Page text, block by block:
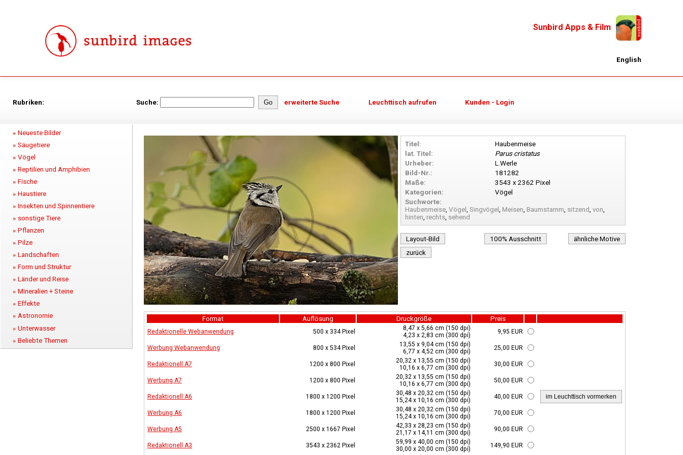
Sunbird Apps & Film
English
Rubriken: Suche: erweiterte Suche Leuchttisch aufrufen Kunden - Login
Neueste Bilder
Säugetiere
Vögel
Reptilien und Amphibien
Fische
Haustiere
Insekten und Spinnentiere
sonstige Tiere
Pflanzen
Pilze
Landschaften
Form und Struktur
Länder und Reise
Mineralien + Steine
Effekte
Astronomie
Unterwasser
Beliebte Themen
Titel:
Haubenmeise
lat. Titel:
Parus cristatus
Urheber:
L.Werle
Bild-Nr.:
181282
Maße:
3543 x 2362 Pixel
Kategorien:
Vögel
Suchworte:
Haubenmeise, Vögel , Singvögel , Meisen, Baumstamm, sitzend, von,
hinten, rechts, sehend
Layout-Bild 100% Ausschnitt
ähnliche Motive
zurück
Format Auflösung Druckgröße Preis
Redaktionelle Webanwendung 500 x 334 Pixel
8,47 x 5,66 cm (150 dpi)
4,23 x 2,83 cm (300 dpi)
9,95 EUR
Werbung Webanwendung 800 x 534 Pixel
13,55 x 9,04 cm (150 dpi)
6,77 x 4,52 cm (300 dpi)
25,00 EUR
Redaktionell A7 1200 x 800 Pixel
20,32 x 13,55 cm (150 dpi)
10,16 x 6,77 cm (300 dpi)
30,00 EUR
Werbung A7 1200 x 800 Pixel
20,32 x 13,55 cm (150 dpi)
10,16 x 6,77 cm (300 dpi)
50,00 EUR
Redaktionell A6 1800 x 1200 Pixel
30,48 x 20,32 cm (150 dpi)
15,24 x 10,16 cm (300 dpi)
40,00 EUR
Werbung A6 1800 x 1200 Pixel
30,48 x 20,32 cm (150 dpi)
15,24 x 10,16 cm (300 dpi)
70,00 EUR
Werbung A5 2500 x 1667 Pixel
42,33 x 28,23 cm (150 dpi)
21,17 x 14,11 cm (300 dpi)
90,00 EUR
Redaktionell A3 3543 x 2362 Pixel
59,99 x 40,00 cm (150 dpi)
30,00 x 20,00 cm (300 dpi)
149,90 EUR